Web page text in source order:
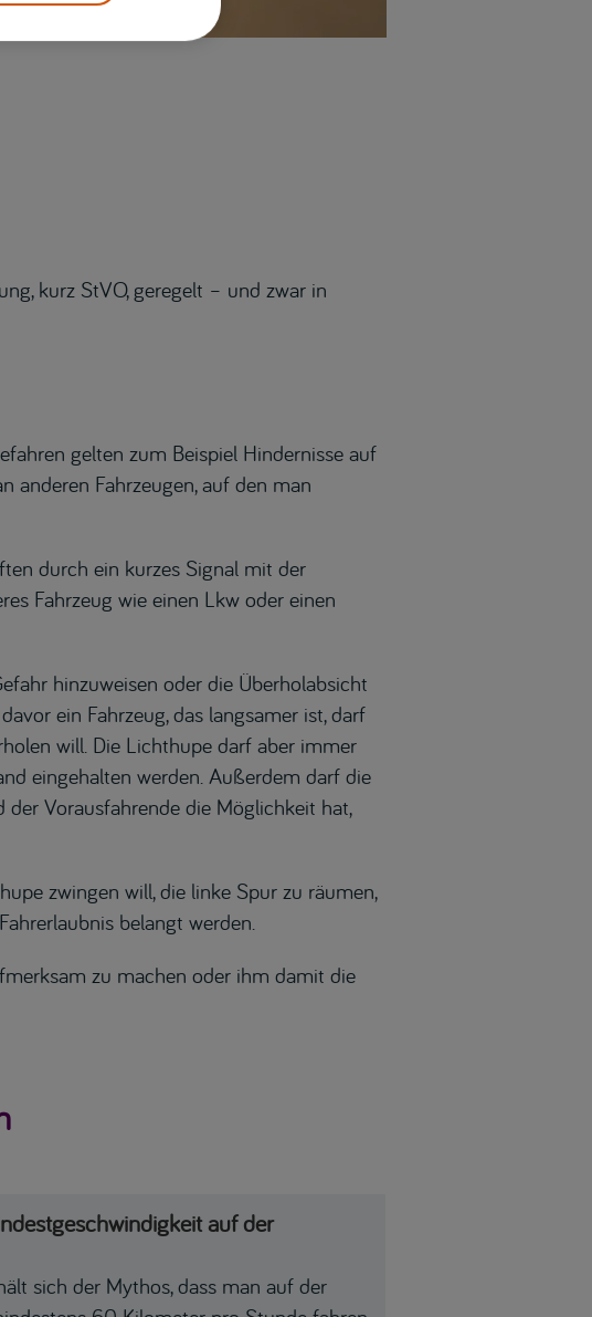
kurz StVO, geregelt – und zwar in
gelten zum Beispiel Hindernisse auf
anderen Fahrzeugen, auf den man
durch ein kurzes Signal mit der
Fahrzeug wie einen Lkw oder einen
hinzuweisen oder die Überholabsicht
ein Fahrzeug, das langsamer ist, darf
will. Die Lichthupe darf aber immer
eingehalten werden. Außerdem darf die
Vorausfahrende die Möglichkeit hat,
zwingen will, die linke Spur zu räumen,
belangt werden.
zu machen oder ihm damit die
auf der
sich der Mythos, dass man auf der